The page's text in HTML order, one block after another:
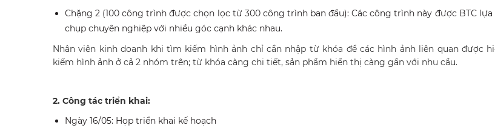
Chặng 2 (100 công trình được chọn lọc từ 300 công trình ban đầu): Các công trình này được BTC
chụp chuyên nghiệp với nhiều góc cạnh khác nhau.
Nhân viên kinh doanh khi tìm kiếm hình ảnh chỉ cần nhập từ khóa để các hình ảnh liên quan được
kiếm hình ảnh ở cả 2 nhóm trên; từ khóa càng chi tiết, sản phẩm hiển thị càng gần với nhu cầu.
2. Công tác triển khai:
Ngày 16/05: Họp triển khai kế hoạch